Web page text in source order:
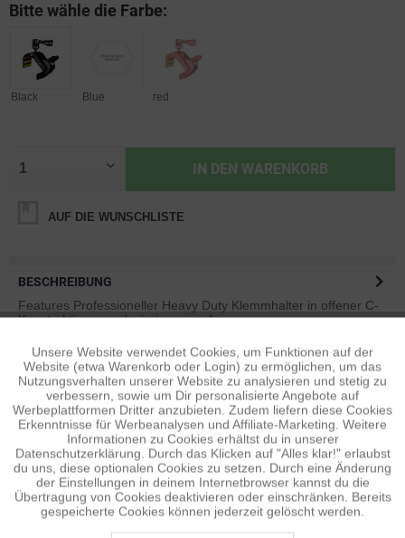
Bitte wähle die Farbe:
Black Blue red
IN DEN WARENKORB
AUF DIE WUNSCHLISTE
BESCHREIBUNG
Features Professioneller Heavy Duty Klemmhalter in offener C-
Konstruktion aus eloxiertem...mehr
BEWERTUNGEN
1
Bewertungen lesen, schreiben und diskutieren...mehr
ÄHNLICHE ARTIKEL
Diese Artikel sind dem Produkt ähnlich ... mehr
Persönliche Empfehlungen
Funktionale Aktiv
Tracking Inaktiv
Personalisierung Inaktiv
Service Inaktiv
Unsere Website verwendet Cookies, um Funktionen auf der
Website (etwa Warenkorb oder Login) zu ermöglichen, um das
Nutzungsverhalten unserer Website zu analysieren und stetig zu
verbessern, sowie um Dir personalisierte Angebote auf
Werbeplattformen Dritter anzubieten. Zudem liefern diese Cookies
Erkenntnisse für Werbeanalysen und Affiliate-Marketing. Weitere
Informationen zu Cookies erhältst du in unserer
Datenschutzerklärung. Durch das Klicken auf "Alles klar!" erlaubst
du uns, diese optionalen Cookies zu setzen. Durch eine Änderung
der Einstellungen in deinem Internetbrowser kannst du die
Übertragung von Cookies deaktivieren oder einschränken. Bereits
gespeicherte Cookies können jederzeit gelöscht werden.